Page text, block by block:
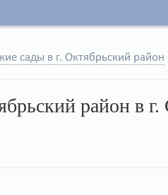
сады в г. Октябрьский район
район в г.